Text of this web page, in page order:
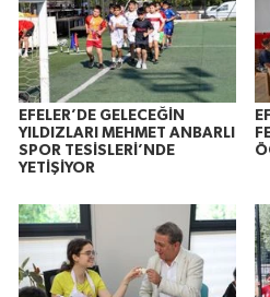
EFELER’DE GELECEĞİN
YILDIZLARI MEHMET ANBARLI
SPOR TESİSLERİ’NDE
YETİŞİYOR